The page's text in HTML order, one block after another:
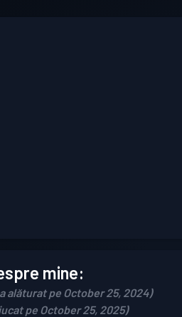
mine:
alăturat pe October 25, 2024)
pe October 25, 2025)